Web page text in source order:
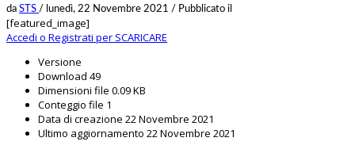
da STS / lunedì, 22 Novembre 2021 / Pubblicato il
[featured_image]
Accedi o Registrati per SCARICARE
Versione
Download 49
Dimensioni file 0.09 KB
Conteggio file 1
Data di creazione 22 Novembre 2021
Ultimo aggiornamento 22 Novembre 2021